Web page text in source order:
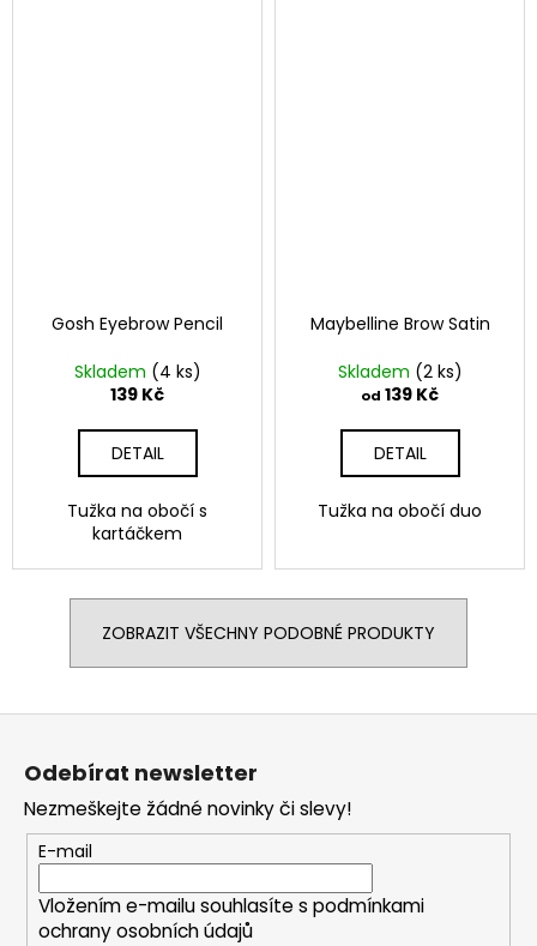
Gosh Eyebrow Pencil
Skladem (4 ks)
139 Kč
DETAIL
Tužka na obočí s
kartáčkem
Maybelline Brow Satin
Skladem (2 ks)
od 139 Kč
DETAIL
Tužka na obočí duo
ZOBRAZIT VŠECHNY PODOBNÉ PRODUKTY
Odebírat newsletter
Nezmeškejte žádné novinky či slevy!
E-mail
Vložením e-mailu souhlasíte s podmínkami
ochrany osobních údajů